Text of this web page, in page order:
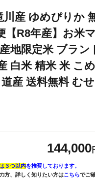
川産 ゆめぴりか
【R8年産】お米
地限定米 ブラン
白米 精米 米 こ
産 送料無料 む
144,000
３つ以内を推奨しております。
方、詳しく知りたい方はこちらでご